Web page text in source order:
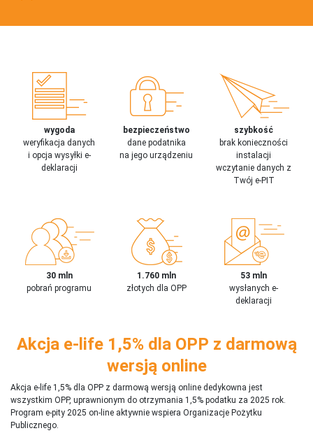
wygoda
weryfikacja danych
i opcja wysyłki e-
deklaracji
bezpieczeństwo
dane podatnika
na jego urządzeniu
szybkość
brak konieczności
instalacji
wczytanie danych z
Twój e-PIT
30 mln
pobrań programu
1.760 mln
złotych dla OPP
53 mln
wysłanych e-
deklaracji
Akcja e-life 1,5% dla OPP z darmową
wersją online
Akcja e-life 1,5% dla OPP z darmową wersją online dedykowna jest
wszystkim OPP, uprawnionym do otrzymania 1,5% podatku za 2025 rok.
Program e-pity 2025 on-line aktywnie wspiera Organizacje Pożytku
Publicznego.